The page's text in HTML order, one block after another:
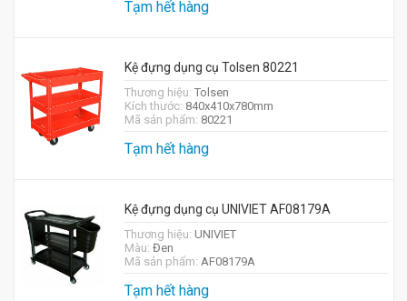
Tạm hết hàng
Kệ đựng dụng cụ Tolsen 80221
Thương hiệu: Tolsen
Kích thước: 840x410x780mm
Mã sản phẩm: 80221
Tạm hết hàng
Kệ đựng dụng cụ UNIVIET AF08179A
Thương hiệu: UNIVIET
Màu: Đen
Mã sản phẩm: AF08179A
Tạm hết hàng